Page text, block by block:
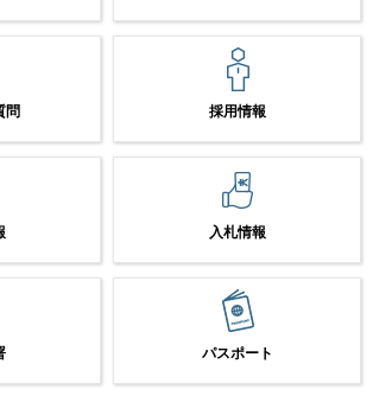
問 採用情報
入札情報
パスポート